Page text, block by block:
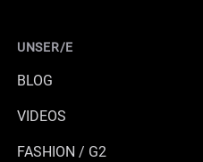
UNSER/E
BLOG
VIDEOS
FASHION / G2